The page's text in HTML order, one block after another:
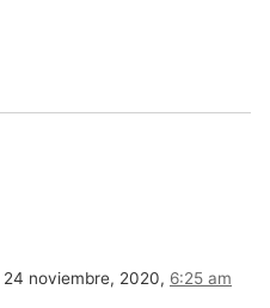
24 noviembre, 2020, 6:25 am